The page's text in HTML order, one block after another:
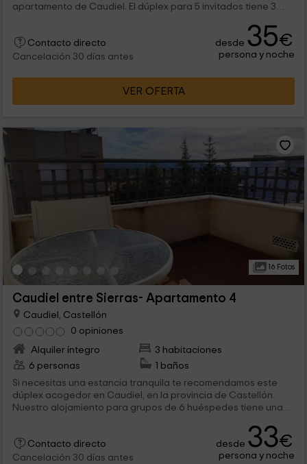
apartamento de Caudiel. El dúplex para 5 invitados tiene 3
Podrás ver encantadores pueblos de la zona y paisajes
increíbles.
Contacto directo
Cancelación 30 días antes
desde 35€
persona y noche
VER OFERTA
16 Fotos
Caudiel entre Sierras- Apartamento 4
Caudiel, Castellón
0 opiniones
Alquiler íntegro
3 habitaciones
6 personas
1 baños
Si necesitas una estancia tranquila te recomendamos este
dúplex acogedor en Caudiel, en la provincia de Castellón.
Nuestro alojamiento para grupos de 6 huéspedes tiene una
Contacto directo
Cancelación 30 días antes
desde 33€
persona y noche